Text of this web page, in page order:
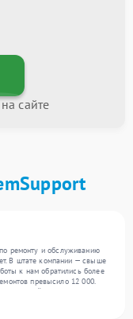
сайте
ремонту и обслуживанию
В штате компании — свыше
к нам обратились более
превысило 12 000.
включая , , . Мы
стабильный уровень